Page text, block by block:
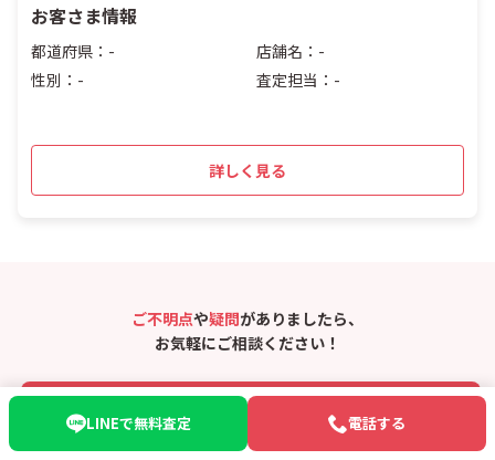
お客さま情報
都道府県：-
店舗名：-
性別：-
査定担当：-
詳しく見る
ご不明点や疑問がありましたら、
お気軽にご相談ください！
050-5526-1400
受付：10:00〜20:00 年中無休
電話する
LINEで無料査定